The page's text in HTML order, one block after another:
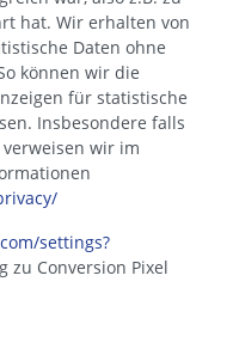
hat. Wir erhalten von
Daten ohne
können wir die
für statistische
Insbesondere falls
verweisen wir im
settings?
zu Conversion Pixel